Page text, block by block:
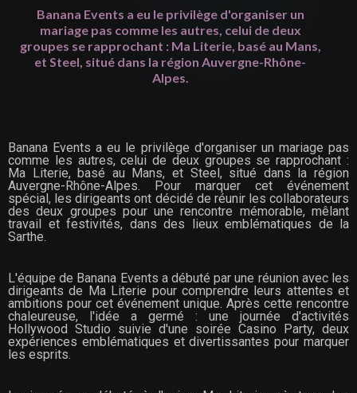
Banana Events a eu le privilège d'organiser un
mariage pas comme les autres, celui de deux
groupes se rapprochant : Ma Literie, basé au Mans,
et Steel, situé dans la région Auvergne-Rhône-
Alpes.
Banana Events a eu le privilège d'organiser un mariage pas
comme les autres, celui de deux groupes se rapprochant :
Ma Literie, basé au Mans, et Steel, situé dans la région
Auvergne-Rhône-Alpes. Pour marquer cet événement
spécial, les dirigeants ont décidé de réunir les collaborateurs
des deux groupes pour une rencontre mémorable, mêlant
travail et festivités, dans des lieux emblématiques de la
Sarthe.
L'équipe de Banana Events a débuté par une réunion avec les
dirigeants de Ma Literie pour comprendre leurs attentes et
ambitions pour cet événement unique. Après cette rencontre
chaleureuse, l'idée a germé : une journée d'activités
Hollywood Studio suivie d'une soirée Casino Party, deux
expériences emblématiques et divertissantes pour marquer
les esprits.